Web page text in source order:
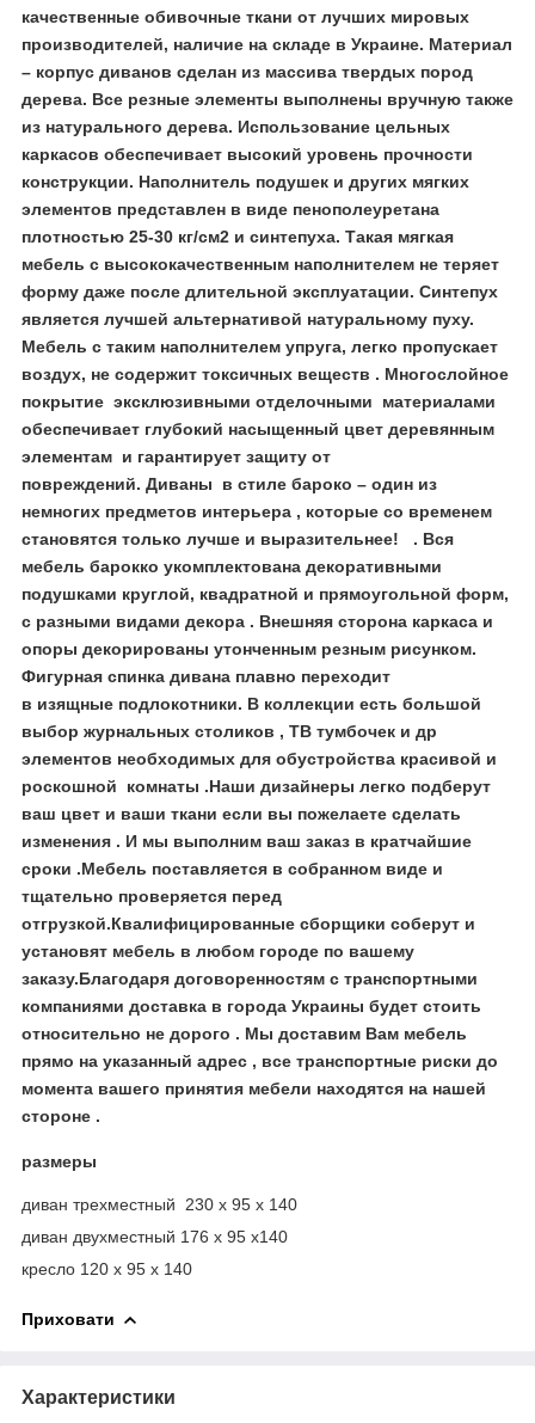
качественные обивочные ткани от лучших мировых
производителей, наличие на складе в Украине. Материал
– корпус диванов сделан из массива твердых пород
дерева. Все резные элементы выполнены вручную также
из натурального дерева. Использование цельных
каркасов обеспечивает высокий уровень прочности
конструкции. Наполнитель подушек и других мягких
элементов представлен в виде пенополеуретана
плотностью 25-30 кг/см2 и синтепуха. Такая мягкая
мебель с высококачественным наполнителем не теряет
форму даже после длительной эксплуатации. Синтепух
является лучшей альтернативой натуральному пуху.
Мебель с таким наполнителем упруга, легко пропускает
воздух, не содержит токсичных веществ . Многослойное
покрытие эксклюзивными отделочными материалами
обеспечивает глубокий насыщенный цвет деревянным
элементам и гарантирует защиту от
повреждений. Диваны в стиле бароко – один из
немногих предметов интерьера , которые со временем
становятся только лучше и выразительнее! . Вся
мебель барокко укомплектована декоративными
подушками круглой, квадратной и прямоугольной форм,
с разными видами декора . Внешняя сторона каркаса и
опоры декорированы утонченным резным рисунком.
Фигурная спинка дивана плавно переходит
в изящные подлокотники. В коллекции есть большой
выбор журнальных столиков , ТВ тумбочек и др
элементов необходимых для обустройства красивой и
роскошной комнаты .Наши дизайнеры легко подберут
ваш цвет и ваши ткани если вы пожелаете сделать
изменения . И мы выполним ваш заказ в кратчайшие
сроки .Мебель поставляется в собранном виде и
тщательно проверяется перед
отгрузкой.Квалифицированные сборщики соберут и
установят мебель в любом городе по вашему
заказу.Благодаря договоренностям с транспортными
компаниями доставка в города Украины будет стоить
относительно не дорого . Мы доставим Вам мебель
прямо на указанный адрес , все транспортные риски до
момента вашего принятия мебели находятся на нашей
стороне .
размеры
диван трехместный 230 х 95 х 140
диван двухместный 176 х 95 х140
кресло 120 х 95 х 140
Приховати
Характеристики